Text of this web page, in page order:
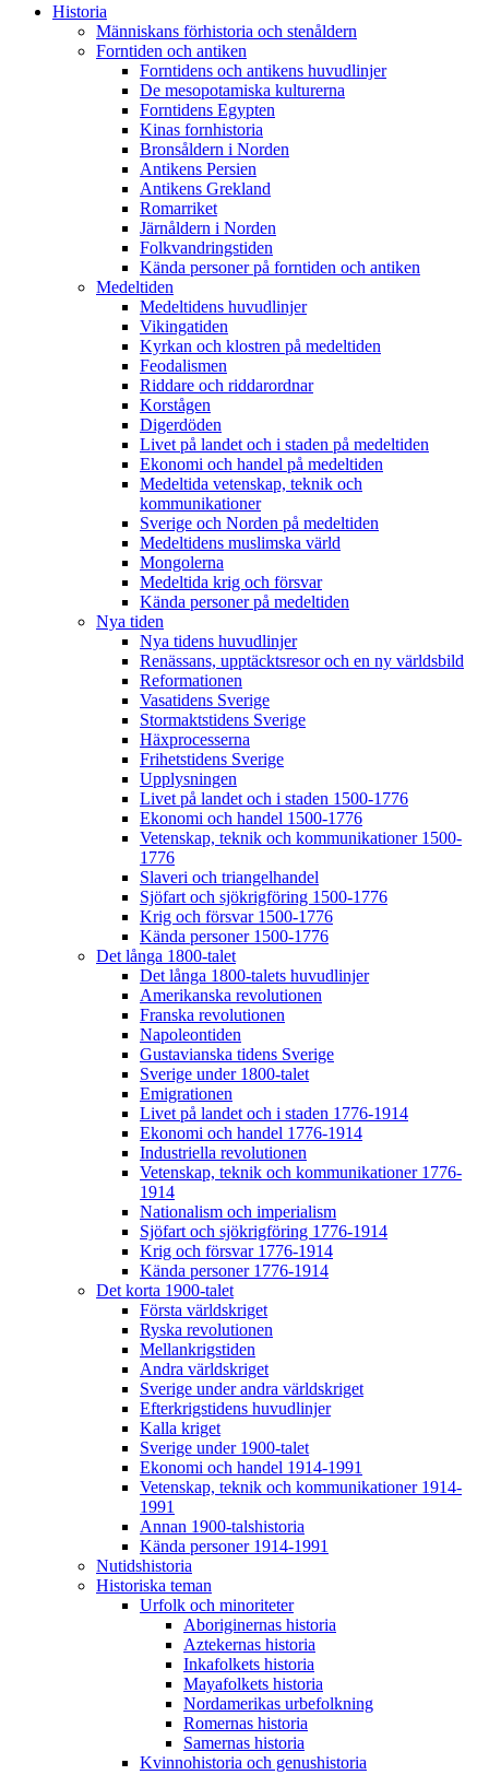
Historia
Människans förhistoria och stenåldern
Forntiden och antiken
Forntidens och antikens huvudlinjer
De mesopotamiska kulturerna
Forntidens Egypten
Kinas fornhistoria
Bronsåldern i Norden
Antikens Persien
Antikens Grekland
Romarriket
Järnåldern i Norden
Folkvandringstiden
Kända personer på forntiden och antiken
Medeltiden
Medeltidens huvudlinjer
Vikingatiden
Kyrkan och klostren på medeltiden
Feodalismen
Riddare och riddarordnar
Korstågen
Digerdöden
Livet på landet och i staden på medeltiden
Ekonomi och handel på medeltiden
Medeltida vetenskap, teknik och
kommunikationer
Sverige och Norden på medeltiden
Medeltidens muslimska värld
Mongolerna
Medeltida krig och försvar
Kända personer på medeltiden
Nya tiden
Nya tidens huvudlinjer
Renässans, upptäcktsresor och en ny världsbild
Reformationen
Vasatidens Sverige
Stormaktstidens Sverige
Häxprocesserna
Frihetstidens Sverige
Upplysningen
Livet på landet och i staden 1500-1776
Ekonomi och handel 1500-1776
Vetenskap, teknik och kommunikationer 1500-
1776
Slaveri och triangelhandel
Sjöfart och sjökrigföring 1500-1776
Krig och försvar 1500-1776
Kända personer 1500-1776
Det långa 1800-talet
Det långa 1800-talets huvudlinjer
Amerikanska revolutionen
Franska revolutionen
Napoleontiden
Gustavianska tidens Sverige
Sverige under 1800-talet
Emigrationen
Livet på landet och i staden 1776-1914
Ekonomi och handel 1776-1914
Industriella revolutionen
Vetenskap, teknik och kommunikationer 1776-
1914
Nationalism och imperialism
Sjöfart och sjökrigföring 1776-1914
Krig och försvar 1776-1914
Kända personer 1776-1914
Det korta 1900-talet
Första världskriget
Ryska revolutionen
Mellankrigstiden
Andra världskriget
Sverige under andra världskriget
Efterkrigstidens huvudlinjer
Kalla kriget
Sverige under 1900-talet
Ekonomi och handel 1914-1991
Vetenskap, teknik och kommunikationer 1914-
1991
Annan 1900-talshistoria
Kända personer 1914-1991
Nutidshistoria
Historiska teman
Urfolk och minoriteter
Aboriginernas historia
Aztekernas historia
Inkafolkets historia
Mayafolkets historia
Nordamerikas urbefolkning
Romernas historia
Samernas historia
Kvinnohistoria och genushistoria